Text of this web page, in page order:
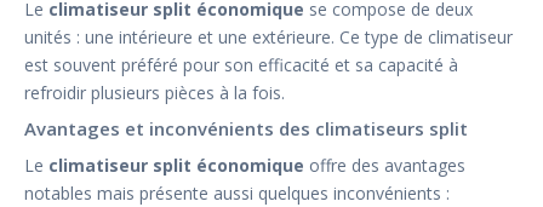
Le climatiseur split économique se compose de deux
unités : une intérieure et une extérieure. Ce type de climatiseur
est souvent préféré pour son efficacité et sa capacité à
refroidir plusieurs pièces à la fois.
Avantages et inconvénients des climatiseurs split
Le climatiseur split économique offre des avantages
notables mais présente aussi quelques inconvénients :